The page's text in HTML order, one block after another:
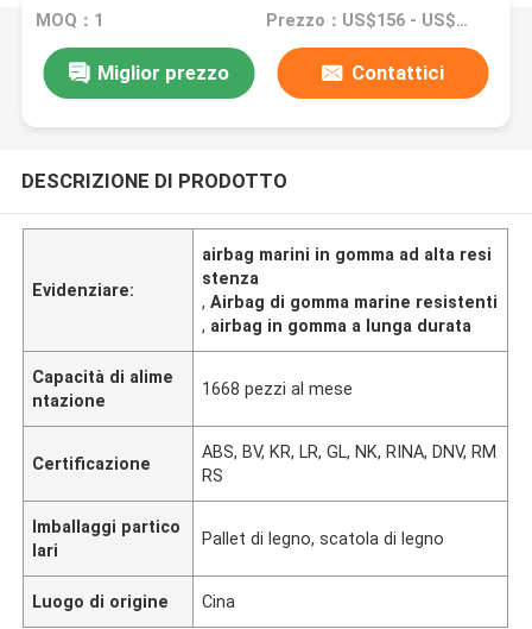
MOQ：1 Prezzo：US$156 - US$785
Miglior prezzo Contattici
DESCRIZIONE DI PRODOTTO
Evidenziare:
airbag marini in gomma ad alta resi
stenza
,Airbag di gomma marine resistenti
, airbag in gomma a lunga durata
Capacità di alime
ntazione
1668 pezzi al mese
Certificazione
ABS, BV, KR, LR, GL, NK, RINA, DNV, RM
RS
Imballaggi partico
lari
Pallet di legno, scatola di legno
Luogo di origine Cina